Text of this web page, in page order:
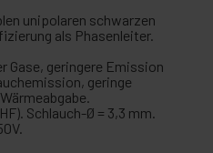
unipolaren schwarzen
als Phasenleiter.
Gase, geringere Emission
geringe
Schlauch-Ø = 3,3 mm.